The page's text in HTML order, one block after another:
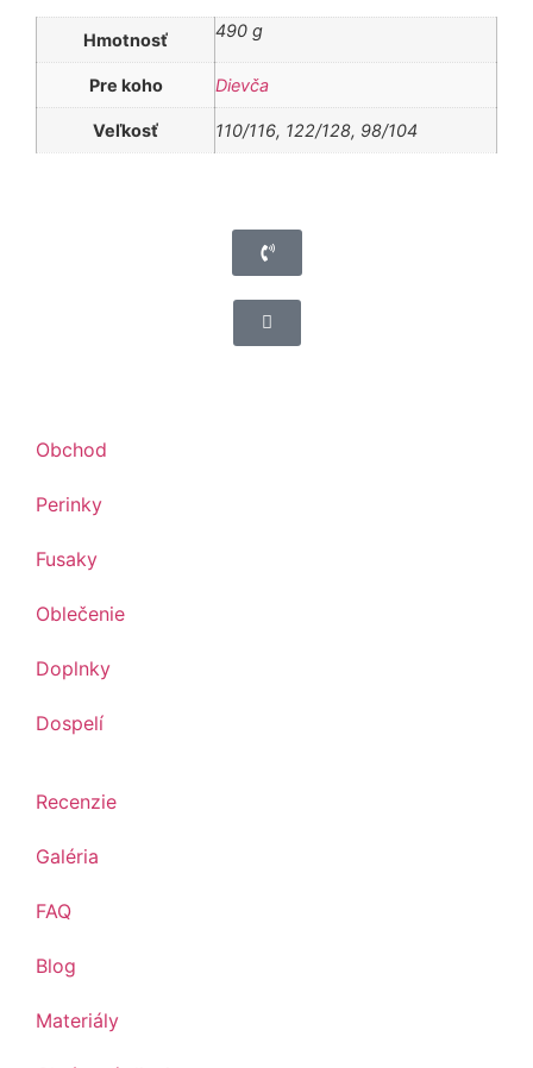
Hmotnosť 490 g
Pre koho Dievča
Veľkosť 110/116, 122/128, 98/104
Obchod
Perinky
Fusaky
Oblečenie
Doplnky
Dospelí
Recenzie
Galéria
FAQ
Blog
Materiály